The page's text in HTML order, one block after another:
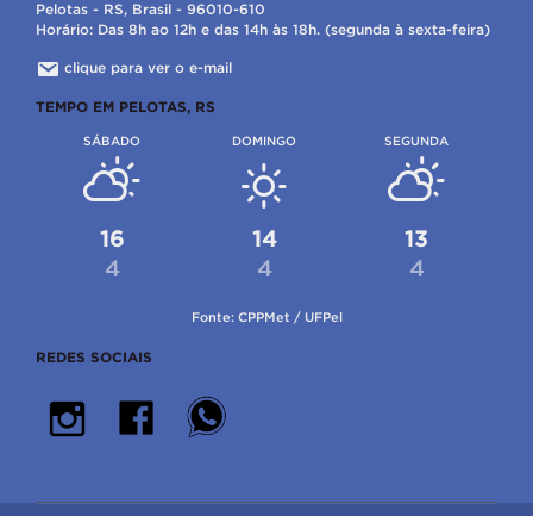
Pelotas - RS, Brasil - 96010-610
Horário: Das 8h ao 12h e das 14h às 18h. (segunda à sexta-feira)
clique para ver o e-mail
TEMPO EM PELOTAS, RS
SÁBADO
16
4
DOMINGO
14
4
SEGUNDA
13
4
Fonte: CPPMet / UFPel
REDES SOCIAIS